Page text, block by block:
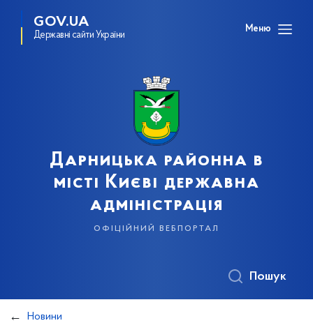
GOV.UA
Державні сайти України
Меню
Дарницька районна в
місті Києві державна
адміністрація
офіційний вебпортал
Пошук
Новини